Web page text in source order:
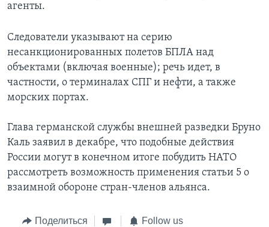
агенты.
Следователи указывают на серию
несанкционированных полетов БПЛА над
объектами (включая военные); речь идет, в
частности, о терминалах СПГ и нефти, а также
морских портах.
Глава германской службы внешней разведки Бруно
Каль заявил в декабре, что подобные действия
России могут в конечном итоге побудить НАТО
рассмотреть возможность применения статьи 5 о
взаимной обороне стран-членов альянса.
Поделиться Follow us